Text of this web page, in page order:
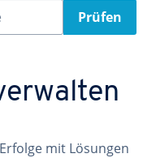
Prüfen
mit Lösungen